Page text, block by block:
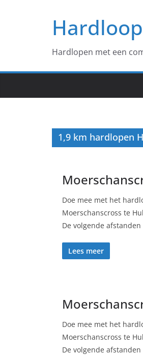
Hardlopen met een
1,9 km hardlopen
Doe mee met het
Moerschanscross te
De volgende
Lees meer
Doe mee met het
Moerschanscross te
De volgende